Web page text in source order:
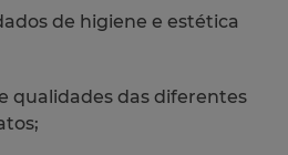
de higiene e estética
qualidades das diferentes